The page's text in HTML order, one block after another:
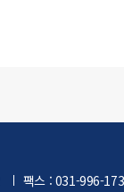
팩스 : 031-996-